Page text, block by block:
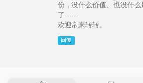
份，没什么价值、也没什
了……
欢迎常来转转。
回复